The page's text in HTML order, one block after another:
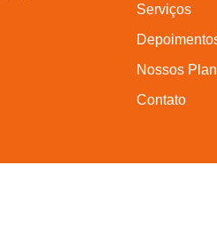
Serviços
Nossos
Contato